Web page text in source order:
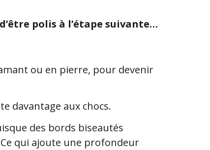
polis à l’étape suivante…
ou en pierre, pour devenir
davantage aux chocs.
des bords biseautés
qui ajoute une profondeur